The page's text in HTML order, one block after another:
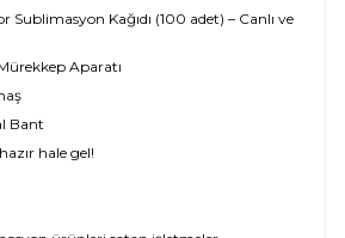
Sublimasyon Kağıdı (100 adet) – Canlı ve
Aparatı
Bant
hale gel!